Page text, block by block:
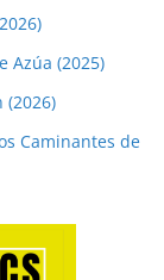
Azúa (2025)
(2026)
Caminantes de